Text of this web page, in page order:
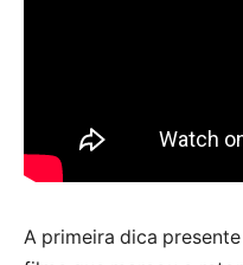
A primeira dica presente